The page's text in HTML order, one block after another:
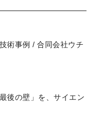
術事例 / 合同会社ウチ
後の壁」を、サイエン